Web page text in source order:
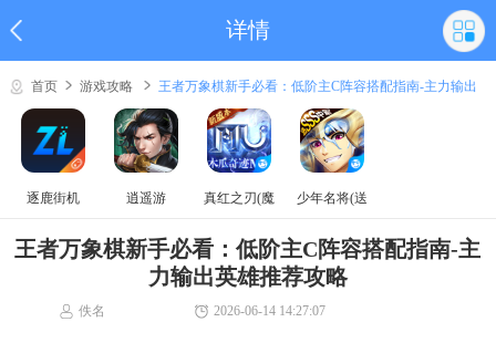
详情
首页 游戏攻略
王者万象棋新手必看：低阶主C阵容搭配指南-主力输出
逐鹿街机 逍遥游
真红之刃(魔
少年名将(送
王者万象棋新手必看：低阶主C阵容搭配指南-主
力输出英雄推荐攻略
佚名 2026-06-14 14:27:07